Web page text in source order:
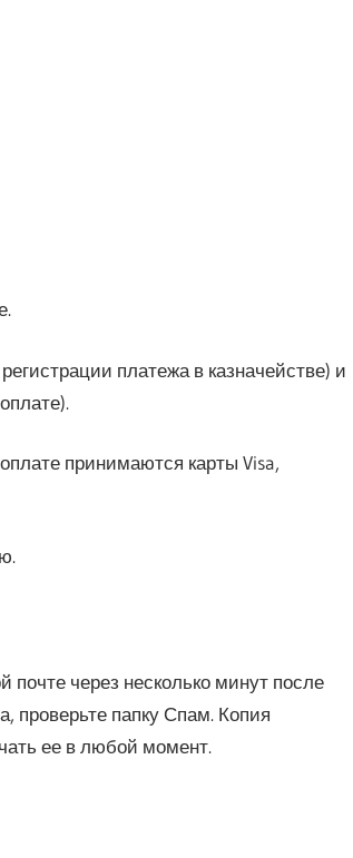
платежа в казначействе) и
принимаются карты Visa,
почте через несколько минут после
проверьте папку Спам. Копия
ее в любой момент.